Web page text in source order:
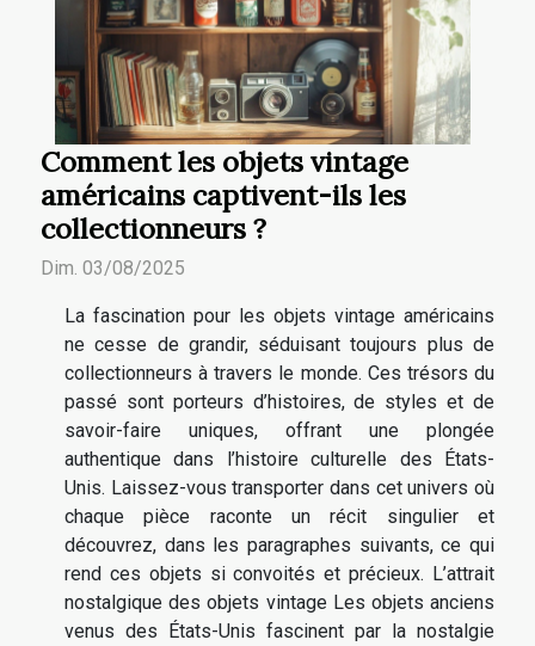
Comment les objets vintage
américains captivent-ils les
collectionneurs ?
Dim. 03/08/2025
La fascination pour les objets vintage américains
ne cesse de grandir, séduisant toujours plus de
collectionneurs à travers le monde. Ces trésors du
passé sont porteurs d’histoires, de styles et de
savoir-faire uniques, offrant une plongée
authentique dans l’histoire culturelle des États-
Unis. Laissez-vous transporter dans cet univers où
chaque pièce raconte un récit singulier et
découvrez, dans les paragraphes suivants, ce qui
rend ces objets si convoités et précieux. L’attrait
nostalgique des objets vintage Les objets anciens
venus des États-Unis fascinent par la nostalgie